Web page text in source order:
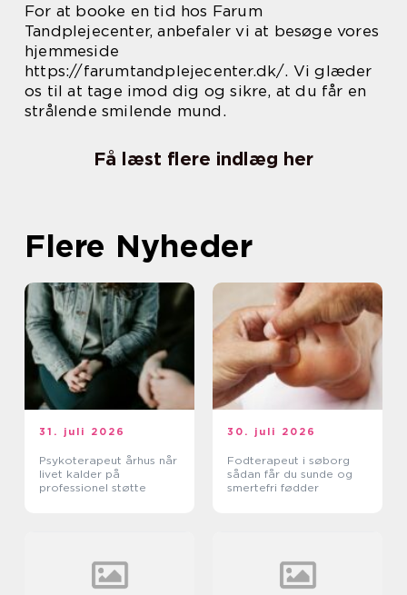
For at booke en tid hos Farum
Tandplejecenter, anbefaler vi at besøge vores
hjemmeside
https://farumtandplejecenter.dk/. Vi glæder
os til at tage imod dig og sikre, at du får en
strålende smilende mund.
Få læst flere indlæg her
Flere Nyheder
31. juli 2026
Psykoterapeut århus når
livet kalder på
professionel støtte
30. juli 2026
Fodterapeut i søborg
sådan får du sunde og
smertefri fødder